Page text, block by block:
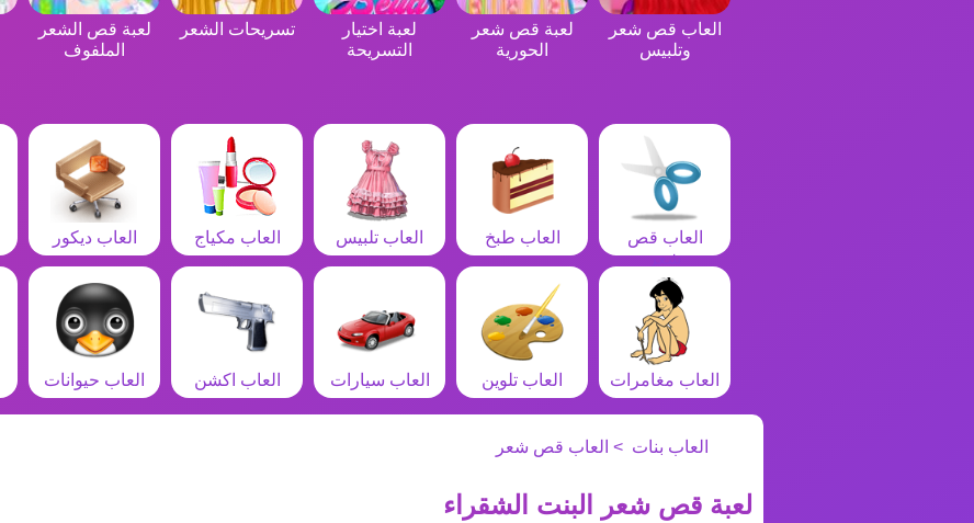
العاب قص شعر
وتلبيس
لعبة قص شعر
الحورية
لعبة اختيار
التسريحة
تسريحات الشعر
لعبة قص الشعر
الملفوف
العاب قص
شعر
العاب طبخ العاب تلبيس العاب مكياج العاب ديكور
العاب مغامرات العاب تلوين العاب سيارات العاب اكشن العاب حيوانات
العاب بنات العاب قص شعر
لعبة قص شعر البنت الشقراء